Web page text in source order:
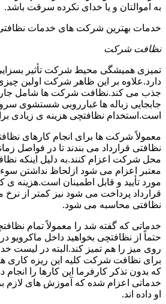
به اموالتان و یا خدای نکرده سرقت باشد.
خدمات بهترین شرکت های خدمات نظافتی
نظافت شرکت
تمیزی همیشگی محیط شرکت تأثیر
دارد.علاوه بر این ظاهر شرکت اولین
جذب می کند.نظافت شرکت ها شامل
جابجایی زباله ها غبارروبی شستشوی
است.استخدام نظافتچی هزینه ی زیادی
معمولاً شرکت ها برای انجام کارهای
نظافتی قرارداد می بندند تا در فواصل
محل شرکت اعزام کنند.به دلیل اینکه
معتبر اعزام می شود ازلحاظ نداشتن
مورد تأیید و قابل اطمینان است.هزینه
قرارداد پرداخت می شود نیز کمتر از
نظافتی محاسبه می شود.
خدماتی که گفته شد را معمولاً تمام
حتماً از نظافتچی بخواهید داخل ماکرویو
روی میز را هم تمیز کند.البته در
برای نظافت شرکت کلیه این ریزه کاری
که بدون تذکر کارفرما این کارها را
خدماتی اعزام شده که آموزش های لازم
او داده اند.